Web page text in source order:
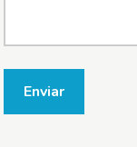
Enviar